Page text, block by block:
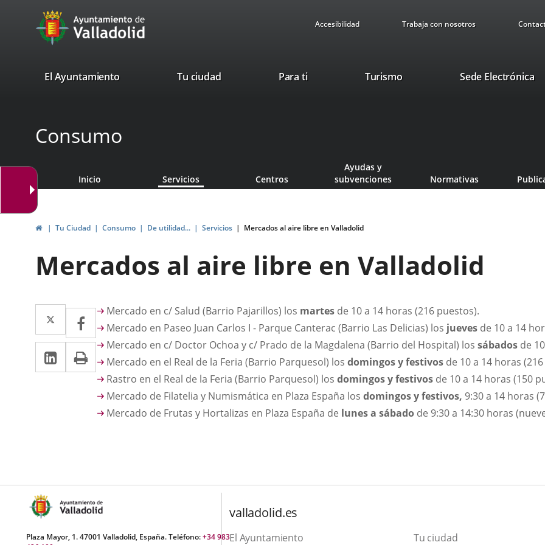
Portal
Web
Ayuntamiento
Valladolid
Accesibilidad Trabaja con nosotros
valladolid.es
El Ayuntamiento Tu ciudad Para ti TurismoEste
Sede Electrónica
Consumo
Inicio Servicios Centros
Ayudas y
subvenciones
Normativas
InicioTu Ciudad Consumo De utilidad... Servicios Mercados al aire libre en Valladolid
Mercados al aire libre en Valladolid
Twitter
Enlace
a
una
aplicación
externa.
Facebook
Enlace
a
una
aplicación
externa.
LinkedIn
Enlace
a
aplicación
Imprimir
Descripción
Mercado en c/ Salud (Barrio Pajarillos) los martes de 10 a 14 horas (216 puestos).
Mercado en Paseo Juan Carlos I - Parque Canterac (Barrio Las Delicias) los jueves de 10 a 14
Mercado en c/ Doctor Ochoa y c/ Prado de la Magdalena (Barrio del Hospital) lossábados de
Mercado en el Real de la Feria (Barrio Parquesol) losdomingos y festivos de 10 a 14 horas
Rastro en el Real de la Feria (Barrio Parquesol) losdomingos y festivos de 10 a 14 horas (150
Mercado de Filatelia y Numismática en Plaza España losdomingos y festivos, 9:30 a 14 horas
Mercado de Frutas y Hortalizas en Plaza España de lunes a sábado de 9:30 a 14:30 horas
Plaza Mayor, 1. 47001 Valladolid, España. Teléfono:+34 983
valladolid.es
El Ayuntamiento Tu ciudad